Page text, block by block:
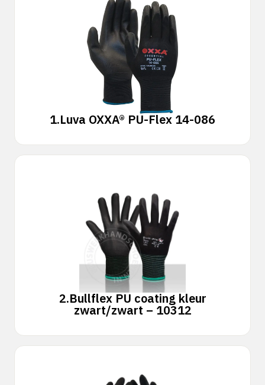
1.Luva OXXA® PU-Flex 14-086
2.Bullflex PU coating kleur
zwart/zwart – 10312